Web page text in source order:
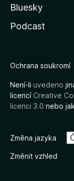
Bluesky
Podcast
Ochrana soukromí
Není-li uvedeno
licencíCreative
licenci 3.0 nebo
Změna jazyka
Změnit vzhled